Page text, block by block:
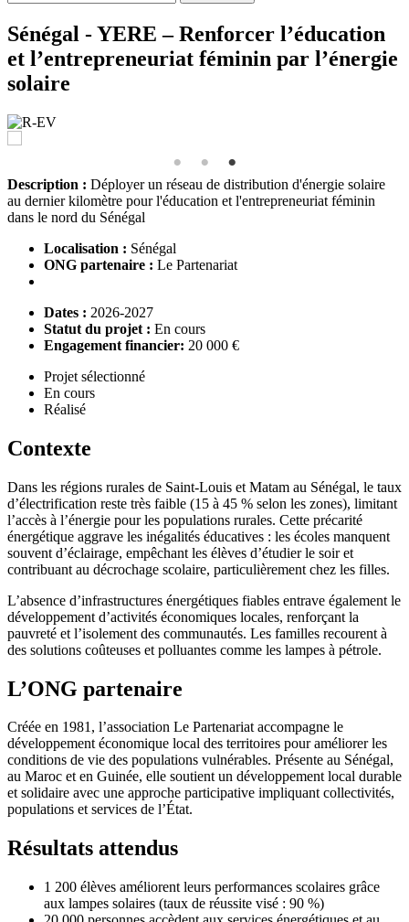
Sénégal - YERE – Renforcer l’éducation
et l’entrepreneuriat féminin par l’énergie
solaire
Description : Déployer un réseau de distribution d'énergie solaire
au dernier kilomètre pour l'éducation et l'entrepreneuriat féminin
dans le nord du Sénégal
Localisation : Sénégal
ONG partenaire : Le Partenariat
Dates : 2026-2027
Statut du projet : En cours
Engagement financier: 20 000 €
Projet sélectionné
En cours
Réalisé
Contexte
Dans les régions rurales de Saint-Louis et Matam au Sénégal, le taux
d’électrification reste très faible (15 à 45 % selon les zones), limitant
l’accès à l’énergie pour les populations rurales. Cette précarité
énergétique aggrave les inégalités éducatives : les écoles manquent
souvent d’éclairage, empêchant les élèves d’étudier le soir et
contribuant au décrochage scolaire, particulièrement chez les filles.
L’absence d’infrastructures énergétiques fiables entrave également le
développement d’activités économiques locales, renforçant la
pauvreté et l’isolement des communautés. Les familles recourent à
des solutions coûteuses et polluantes comme les lampes à pétrole.
L’ONG partenaire
Créée en 1981, l’association Le Partenariat accompagne le
développement économique local des territoires pour améliorer les
conditions de vie des populations vulnérables. Présente au Sénégal,
au Maroc et en Guinée, elle soutient un développement local durable
et solidaire avec une approche participative impliquant collectivités,
populations et services de l’État.
Résultats attendus
1 200 élèves améliorent leurs performances scolaires grâce
aux lampes solaires (taux de réussite visé : 90 %)